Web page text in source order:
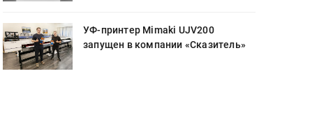
УФ-принтер Mimaki UJV200
запущен в компании «Сказитель»